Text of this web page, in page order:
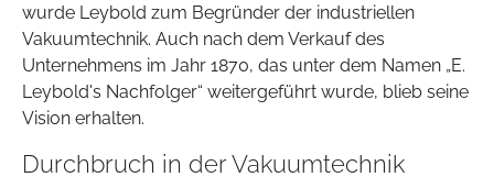
wurde Leybold zum Begründer der industriellen
Vakuumtechnik. Auch nach dem Verkauf des
Unternehmens im Jahr 1870, das unter dem Namen „E.
Leybold's Nachfolger“ weitergeführt wurde, blieb seine
Vision erhalten.
Durchbruch in der Vakuumtechnik